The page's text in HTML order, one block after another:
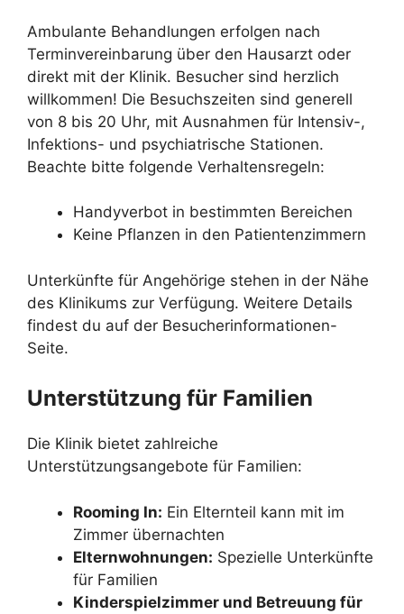
Ambulante Behandlungen erfolgen nach
Terminvereinbarung über den Hausarzt oder
direkt mit der Klinik. Besucher sind herzlich
willkommen! Die Besuchszeiten sind generell
von 8 bis 20 Uhr, mit Ausnahmen für Intensiv-,
Infektions- und psychiatrische Stationen.
Beachte bitte folgende Verhaltensregeln:
Handyverbot in bestimmten Bereichen
Keine Pflanzen in den Patientenzimmern
Unterkünfte für Angehörige stehen in der Nähe
des Klinikums zur Verfügung. Weitere Details
findest du auf der Besucherinformationen-
Seite.
Unterstützung für Familien
Die Klinik bietet zahlreiche
Unterstützungsangebote für Familien:
Rooming In: Ein Elternteil kann mit im
Zimmer übernachten
Elternwohnungen: Spezielle Unterkünfte
für Familien
Kinderspielzimmer und Betreuung für